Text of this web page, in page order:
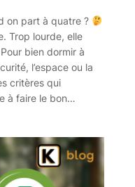
on part à quatre ?
Trop lourde, elle
bien dormir à
l’espace ou la
critères qui
à faire le bon…